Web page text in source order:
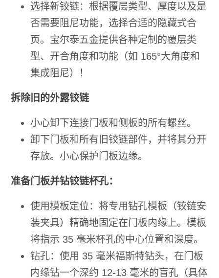
选择新铰链：根据覆层类型、厚度以及是
否需要阻尼功能，选择合适的隐藏式合
页。宝尔泰五金提供各种定制的覆层类
型、开合角度和功能（如 165°大角度和
集成阻尼）！
拆除旧的外露铰链
小心卸下连接门板和侧板的所有螺丝。
卸下门板和所有旧铰链部件，并将其分开
存放。小心保护门板边缘。
准备门板并钻铰链杯孔：
使用模板定位：将专用钻孔模板（铰链安
装夹具）精确地固定在门板内缘上。模板
将指示 35 毫米杯孔的中心位置和深度。
钻孔：使用 35 毫米福斯特钻头，在门板
内缘钻一个深约 12-13 毫米的盲孔（具体